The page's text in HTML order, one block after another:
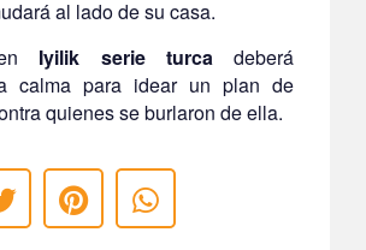
al lado de su casa.
Iyilik serie turcadeberá
calma para idear un plan de
quienes se burlaron de ella.